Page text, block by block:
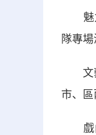
魅力
隊專
文藝
市、區
戲曲